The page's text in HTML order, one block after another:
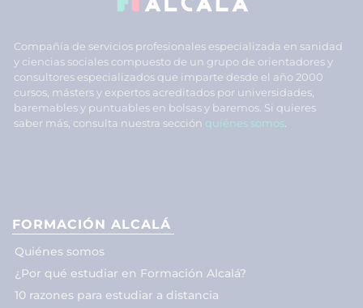
Compañía de servicios profesionales especializada en sanidad
y ciencias sociales compuesto de un grupo de orientadores y
consultores especializados que imparte desde el año 2000
cursos, másters y expertos acreditados por universidades,
baremables y puntuables en bolsas y baremos. Si quieres
saber más, consulta nuestra sección quiénes somos
FORMACIÓN ALCALÁ
Quiénes somos
¿Por qué estudiar en Formación Alcalá?
10 razones para estudiar a distancia